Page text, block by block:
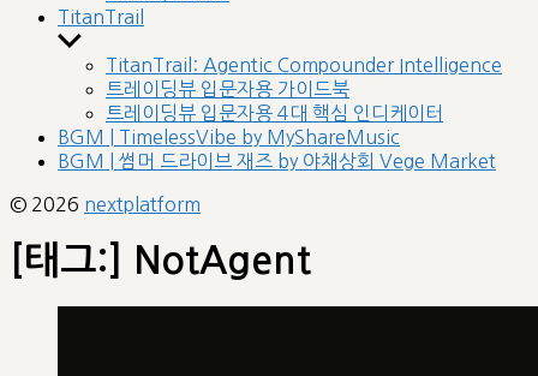
TitanTrail
Show
sub
menu
TitanTrail: Agentic Compounder Intelligence
트레이딩뷰 입문자용 가이드북
트레이딩뷰 입문자용 4대 핵심 인디케이터
BGM | TimelessVibe by MyShareMusic
BGM | 썸머 드라이브 재즈 by 야채상회 Vege Market
© 2026 nextplatform
[태그:] NotAgent